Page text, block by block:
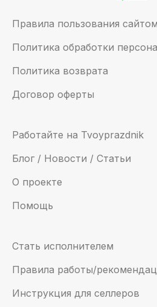
Правила пользования сайтом
Политика обработки
Политика возврата
Договор оферты
Работайте на Tvoyprazdnik
Блог / Новости / Статьи
О проекте
Помощь
Стать исполнителем
Правила работы/
Инструкция для селлеров